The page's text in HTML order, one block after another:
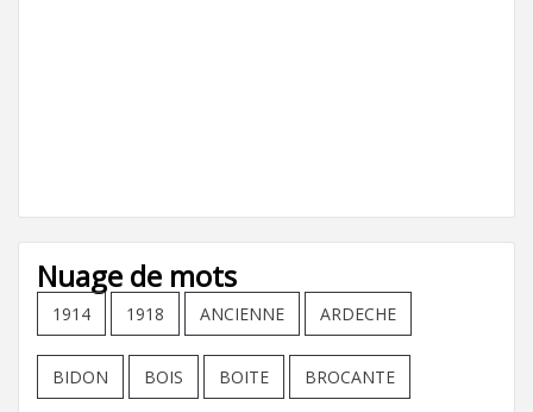
Nuage de mots
1914 1918 ANCIENNE ARDECHE
BIDON BOIS BOITE BROCANTE